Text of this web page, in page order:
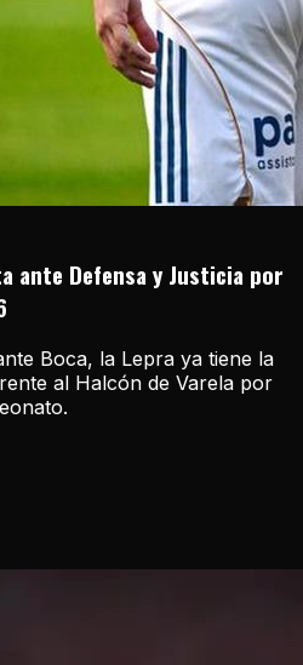
ante Defensa y Justicia por
Boca, la Lepra ya tiene la
al Halcón de Varela por